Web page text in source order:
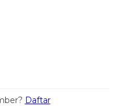
Daftar